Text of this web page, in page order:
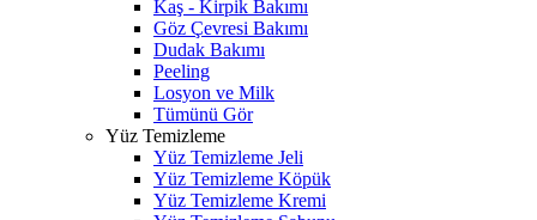
Kaş - Kirpik Bakımı
Göz Çevresi Bakımı
Dudak Bakımı
Peeling
Losyon ve Milk
Tümünü Gör
Yüz Temizleme
Yüz Temizleme Jeli
Yüz Temizleme Köpük
Yüz Temizleme Kremi